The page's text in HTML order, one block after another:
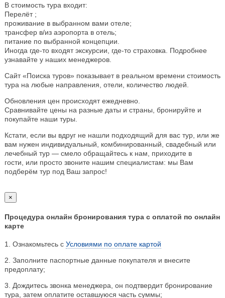
В стоимость тура входит:
Перелёт ;
проживание в выбранном вами отеле;
трансфер в/из аэропорта в отель;
питание по выбранной концепции.
Иногда где-то входят экскурсии, где-то страховка. Подробнее
узнавайте у наших менеджеров.
Сайт «Поиска туров» показывает в реальном времени стоимость
тура на любые направления, отели, количество людей.
Обновления цен происходят ежедневно.
Сравнивайте цены на разные даты и страны, бронируйте и
покупайте наши туры.
Кстати, если вы вдруг не нашли подходящий для вас тур, или же
вам нужен индивидуальный, комбинированный, свадебный или
лечебный тур — смело обращайтесь к нам, приходите в
гости, или просто звоните нашим специалистам: мы Вам
подберём тур под Ваш запрос!
×
Процедура онлайн бронирования тура с оплатой по онлайн
карте
1. Ознакомьтесь с Условиями по оплате картой
2. Заполните паспортные данные покупателя и внесите
предоплату;
3. Дождитесь звонка менеджера, он подтвердит бронирование
тура, затем оплатите оставшуюся часть суммы;